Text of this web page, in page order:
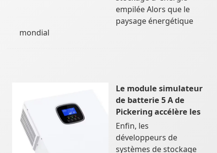
empilée Alors que le
paysage énergétique
mondial
Le module simulateur
de batterie 5 A de
Pickering accélère les
Enfin, les
développeurs de
systèmes de stockage